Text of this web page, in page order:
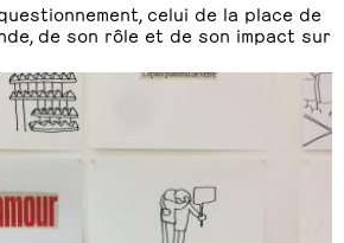
celui de la place de
de son rôle et de son impact sur